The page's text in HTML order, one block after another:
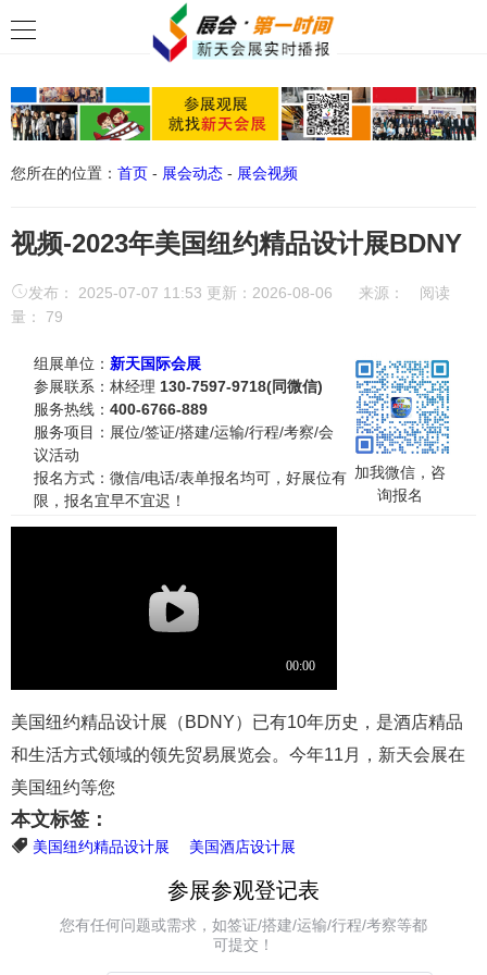
您所在的位置： 首页 - 展会动态 - 展会视频
视频-2023年美国纽约精品设计展BDNY
发布： 2025-07-07 11:53 更新：2026-08-06 来源：
阅读
量： 79
组展单位： 新天国际会展
参展联系：林经理 130-7597-9718(同微信)
服务热线：400-6766-889
服务项目：展位/签证/搭建/运输/行程/考察/会
议活动
报名方式：微信/电话/表单报名均可，好展位有
限，报名宜早不宜迟！
加我微信，咨
询报名
美国纽约精品设计展（BDNY）已有10年历史，是酒店精品
和生活方式领域的领先贸易展览会。今年11月，新天会展在
美国纽约等您
本文标签：
美国纽约精品设计展 美国酒店设计展